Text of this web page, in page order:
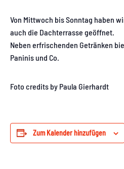
Von Mittwoch bis Sonntag haben
auch die Dachterrasse geöffnet.
Neben erfrischenden Getränken
Paninis und Co.
Foto credits by Paula Gierhardt
Zum Kalender hinzufügen